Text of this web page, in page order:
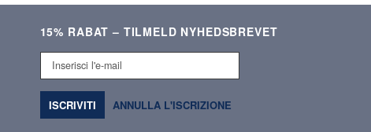
15% RABAT – TILMELD NYHEDSBREVET
Inserisci
mail
ISCRIVITI ANNULLA L'ISCRIZIONE